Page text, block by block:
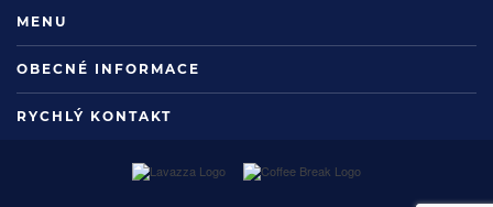
MENU
OBECNÉ INFORMACE
RYCHLÝ KONTAKT